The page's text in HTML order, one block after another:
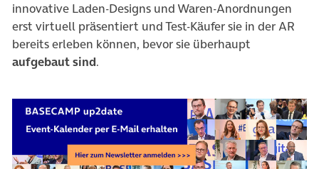
innovative Laden-Designs und Waren-Anordnungen
erst virtuell präsentiert und Test-Käufer sie in der AR
bereits erleben können, bevor sie überhaupt
aufgebaut sind.